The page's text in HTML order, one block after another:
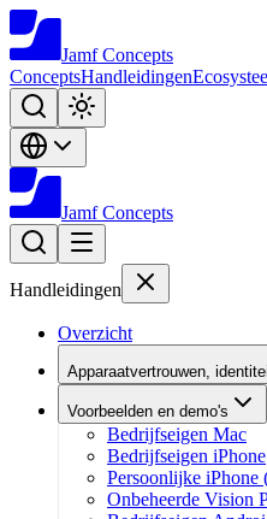
Jamf Concepts
ConceptsHandleidingen
Jamf Concepts
Handleidingen
Overzicht
Apparaatvertrouwen,
Voorbeelden en demo's
Bedrijfseigen Mac
Bedrijfseigen iPhone
Persoonlijke
Onbeheerde Vision